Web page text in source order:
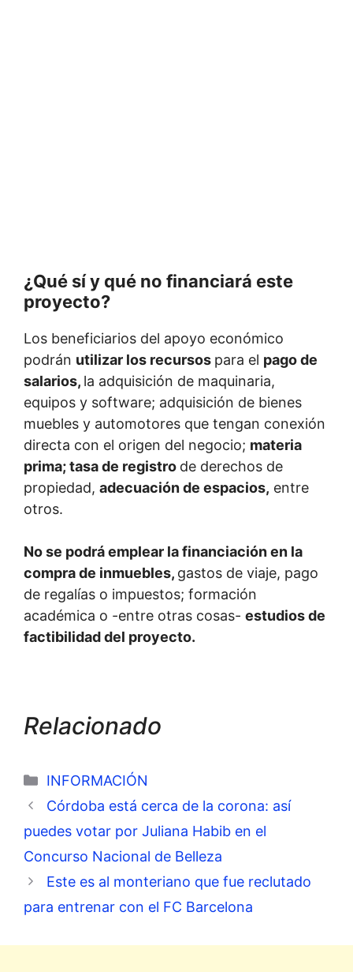
¿Qué sí y qué no financiará este
proyecto?
Los beneficiarios del apoyo económico
podrán utilizar los recursos para el pago de
salarios, la adquisición de maquinaria,
equipos y software; adquisición de bienes
muebles y automotores que tengan conexión
directa con el origen del negocio; materia
prima; tasa de registro de derechos de
propiedad, adecuación de espacios, entre
otros.
No se podrá emplear la financiación en la
compra de inmuebles, gastos de viaje, pago
de regalías o impuestos; formación
académica o -entre otras cosas- estudios de
factibilidad del proyecto.
Relacionado
Categorías
INFORMACIÓN
Córdoba está cerca de la corona: así
puedes votar por Juliana Habib en el
Concurso Nacional de Belleza
Este es al monteriano que fue reclutado
para entrenar con el FC Barcelona